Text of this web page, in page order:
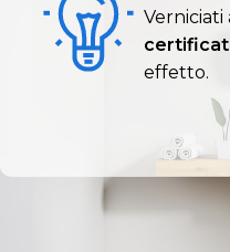
Verniciati
effetto.